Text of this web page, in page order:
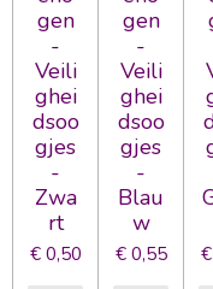
gen
-
Veili
ghei
dsoo
gjes
-
Zwa
rt
€ 0,50
gen
-
Veili
ghei
dsoo
gjes
-
Blau
w
€ 0,55